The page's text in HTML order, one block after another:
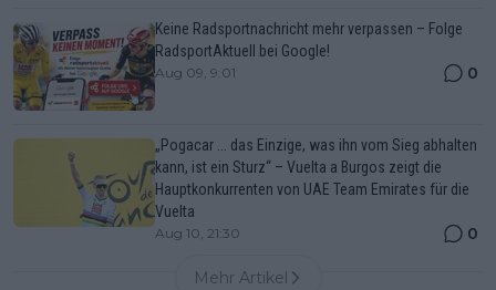
Keine Radsportnachricht mehr verpassen – Folge
RadsportAktuell bei Google!
Aug 09, 9:01 0
„Pogacar ... das Einzige, was ihn vom Sieg abhalten
kann, ist ein Sturz“ – Vuelta a Burgos zeigt die
Hauptkonkurrenten von UAE Team Emirates für die
Vuelta
Aug 10, 21:30 0
Mehr Artikel